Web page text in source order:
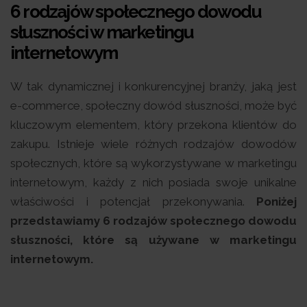
6 rodzajów społecznego dowodu
słuszności w marketingu
internetowym
W tak dynamicznej i konkurencyjnej branży, jaką jest
e-commerce, społeczny dowód słuszności, może być
kluczowym elementem, który przekona klientów do
zakupu. Istnieje wiele różnych rodzajów dowodów
społecznych, które są wykorzystywane w marketingu
internetowym, każdy z nich posiada swoje unikalne
właściwości i potencjał przekonywania. Poniżej
przedstawiamy 6 rodzajów społecznego dowodu
słuszności, które są używane w marketingu
internetowym.